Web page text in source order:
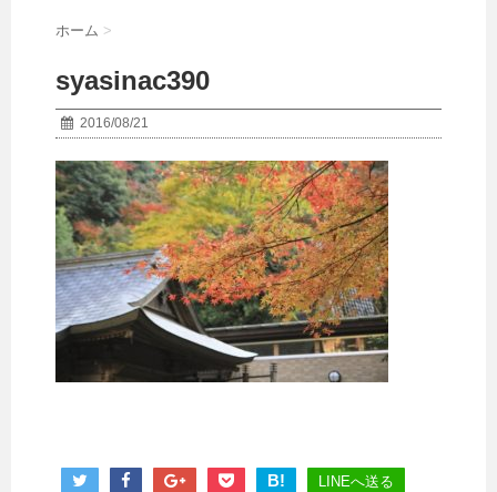
ホーム >
syasinac390
2016/08/21
B! LINEへ送る